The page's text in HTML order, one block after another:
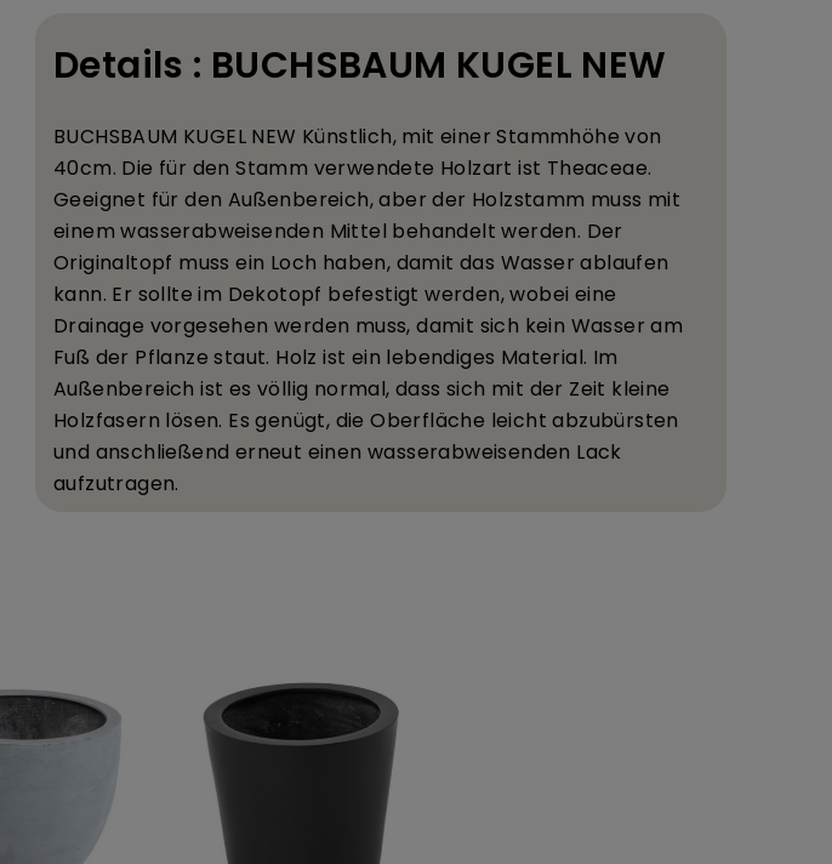
Details : BUCHSBAUM KUGEL NEW
BUCHSBAUM KUGEL NEW Künstlich, mit einer Stammhöhe von
40cm. Die für den Stamm verwendete Holzart ist Theaceae.
Geeignet für den Außenbereich, aber der Holzstamm muss mit
einem wasserabweisenden Mittel behandelt werden. Der
Originaltopf muss ein Loch haben, damit das Wasser ablaufen
kann. Er sollte im Dekotopf befestigt werden, wobei eine
Drainage vorgesehen werden muss, damit sich kein Wasser am
Fuß der Pflanze staut. Holz ist ein lebendiges Material. Im
Außenbereich ist es völlig normal, dass sich mit der Zeit kleine
Holzfasern lösen. Es genügt, die Oberfläche leicht abzubürsten
und anschließend erneut einen wasserabweisenden Lack
aufzutragen.